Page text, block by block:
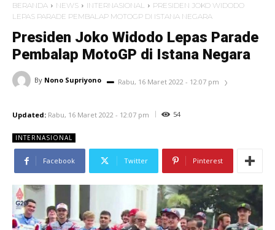
BERANDA NEWS INTERNASIONAL
PRESIDEN JOKO WIDODO
LEPAS PARADE PEMBALAP MOTOGP DI ISTANA NEGARA
Presiden Joko Widodo Lepas Parade
Pembalap MotoGP di Istana Negara
By Nono Supriyono Rabu, 16 Maret 2022 - 12:07 pm
Updated: Rabu, 16 Maret 2022 - 12:07 pm 54
INTERNASIONAL
Facebook Twitter Pinterest